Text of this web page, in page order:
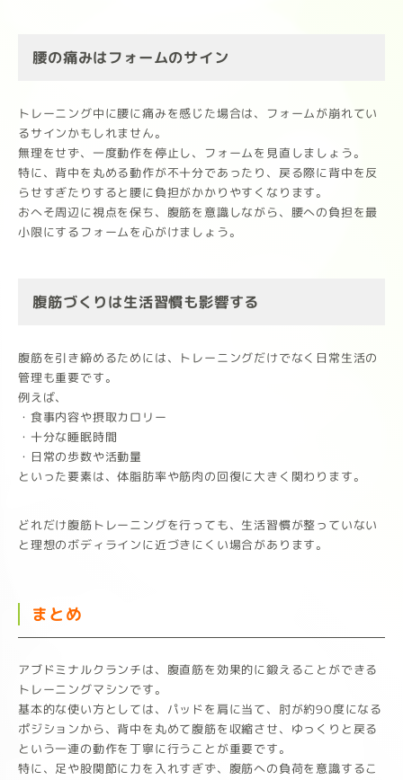
腰の痛みはフォームのサイン
トレーニング中に腰に痛みを感じた場合は、フォームが崩れてい
るサインかもしれません。
無理をせず、一度動作を停止し、フォームを見直しましょう。
特に、背中を丸める動作が不十分であったり、戻る際に背中を反
らせすぎたりすると腰に負担がかかりやすくなります。
おへそ周辺に視点を保ち、腹筋を意識しながら、腰への負担を最
小限にするフォームを心がけましょう。
腹筋づくりは生活習慣も影響する
腹筋を引き締めるためには、トレーニングだけでなく日常生活の
管理も重要です。
例えば、
・食事内容や摂取カロリー
・十分な睡眠時間
・日常の歩数や活動量
といった要素は、体脂肪率や筋肉の回復に大きく関わります。
どれだけ腹筋トレーニングを行っても、生活習慣が整っていない
と理想のボディラインに近づきにくい場合があります。
まとめ
アブドミナルクランチは、腹直筋を効果的に鍛えることができる
トレーニングマシンです。
基本的な使い方としては、パッドを肩に当て、肘が約90度になる
ポジションから、背中を丸めて腹筋を収縮させ、ゆっくりと戻る
という一連の動作を丁寧に行うことが重要です。
特に、足や股関節に力を入れすぎず、腹筋への負荷を意識するこ